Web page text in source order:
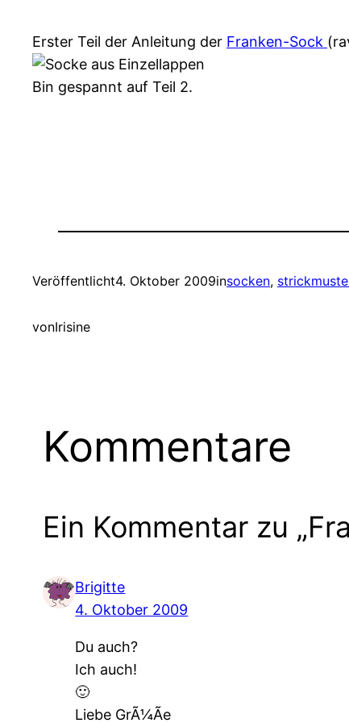
Erster Teil der Anleitung der Franken-Sock
Bin gespannt auf Teil 2.
Veröffentlicht4. Oktober 2009insocken,
vonIrisine
Kommentare
Ein Kommentar zu
Brigitte
4. Oktober 2009
Du auch?
Ich auch!
🙂
Liebe GrÃ¼Ãe